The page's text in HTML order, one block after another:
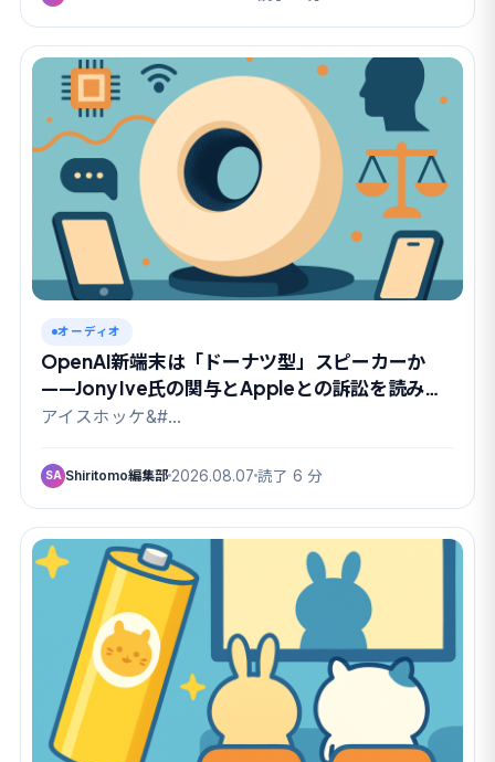
オーディオ
OpenAI新端末は「ドーナツ型」スピーカーか
——Jony Ive氏の関与とAppleとの訴訟を読み解
く
アイスホッケ&#…
SA Shiritomo編集部 2026.08.07 読了 6 分